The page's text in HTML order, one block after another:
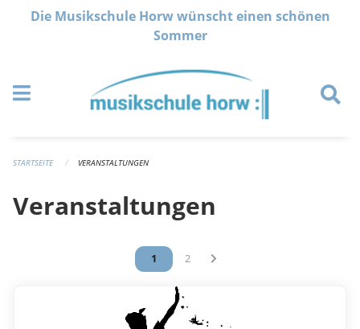
Navigation überspringen
Die Musikschule Horw wünscht einen schönen
Sommer
STARTSEITE VERANSTALTUNGEN
Veranstaltungen
Vous êtes sur la page
1 Vous êtes sur la page
2